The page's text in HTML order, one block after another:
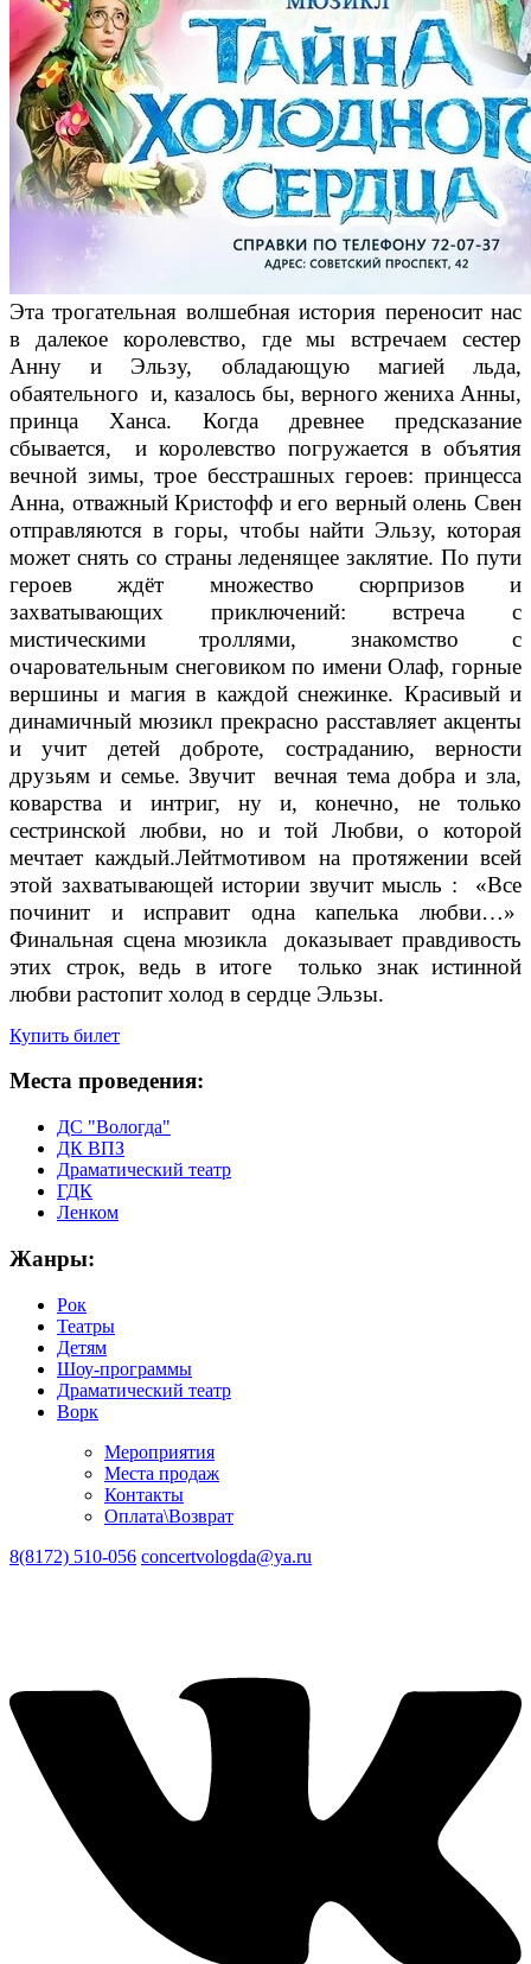
Эта трогательная волшебная история переносит нас
в далекое королевство, где мы встречаем сестер
Анну и Эльзу, обладающую магией льда,
обаятельного и, казалось бы, верного жениха Анны,
принца Ханса. Когда древнее предсказание
сбывается, и королевство погружается в объятия
вечной зимы, трое бесстрашных героев: принцесса
Анна, отважный Кристофф и его верный олень Свен
отправляются в горы, чтобы найти Эльзу, которая
может снять со страны леденящее заклятие. По пути
героев ждёт множество сюрпризов и
захватывающих приключений: встреча с
мистическими троллями, знакомство с
очаровательным снеговиком по имени Олаф, горные
вершины и магия в каждой снежинке. Красивый и
динамичный мюзикл прекрасно расставляет акценты
и учит детей доброте, состраданию, верности
друзьям и семье. Звучит вечная тема добра и зла,
коварства и интриг, ну и, конечно, не только
сестринской любви, но и той Любви, о которой
мечтает каждый.Лейтмотивом на протяжении всей
этой захватывающей истории звучит мысль : «Все
починит и исправит одна капелька любви…»
Финальная сцена мюзикла доказывает правдивость
этих строк, ведь в итоге только знак истинной
любви растопит холод в сердце Эльзы.
Купить билет
Места проведения:
ДС "Вологда"
ДК ВПЗ
Драматический театр
ГДК
Ленком
Жанры:
Рок
Театры
Детям
Шоу-программы
Драматический театр
Ворк
Мероприятия
Места продаж
Контакты
Оплата\Возврат
8(8172) 510-056 concertvologda@ya.ru